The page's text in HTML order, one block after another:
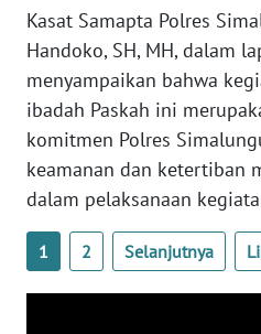
Kasat Samapta Polres
Handoko, SH, MH, dalam
menyampaikan bahwa
ibadah Paskah ini
komitmen Polres
keamanan dan ketertiban
dalam pelaksanaan
1 2 Selanjutnya
WN
WN
SULSEL
WN
GORONTALO
WN